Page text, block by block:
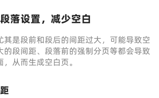
落设置，减少空白
其是段前和段后的间距过大，可能导致空
的段间距、段落前的强制分页等都会导致
从而生成空白页。